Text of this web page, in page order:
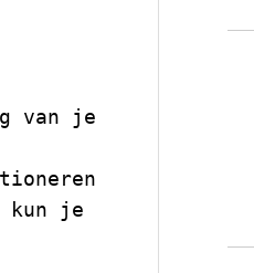
van je
je